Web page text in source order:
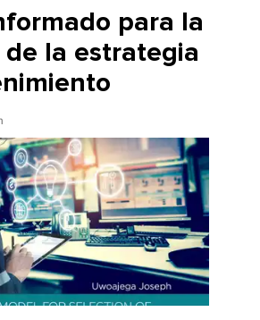
para la
la estrategia